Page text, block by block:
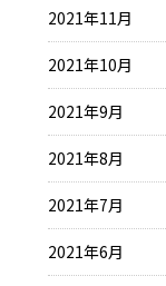
2021年11月
2021年10月
2021年9月
2021年8月
2021年7月
2021年6月